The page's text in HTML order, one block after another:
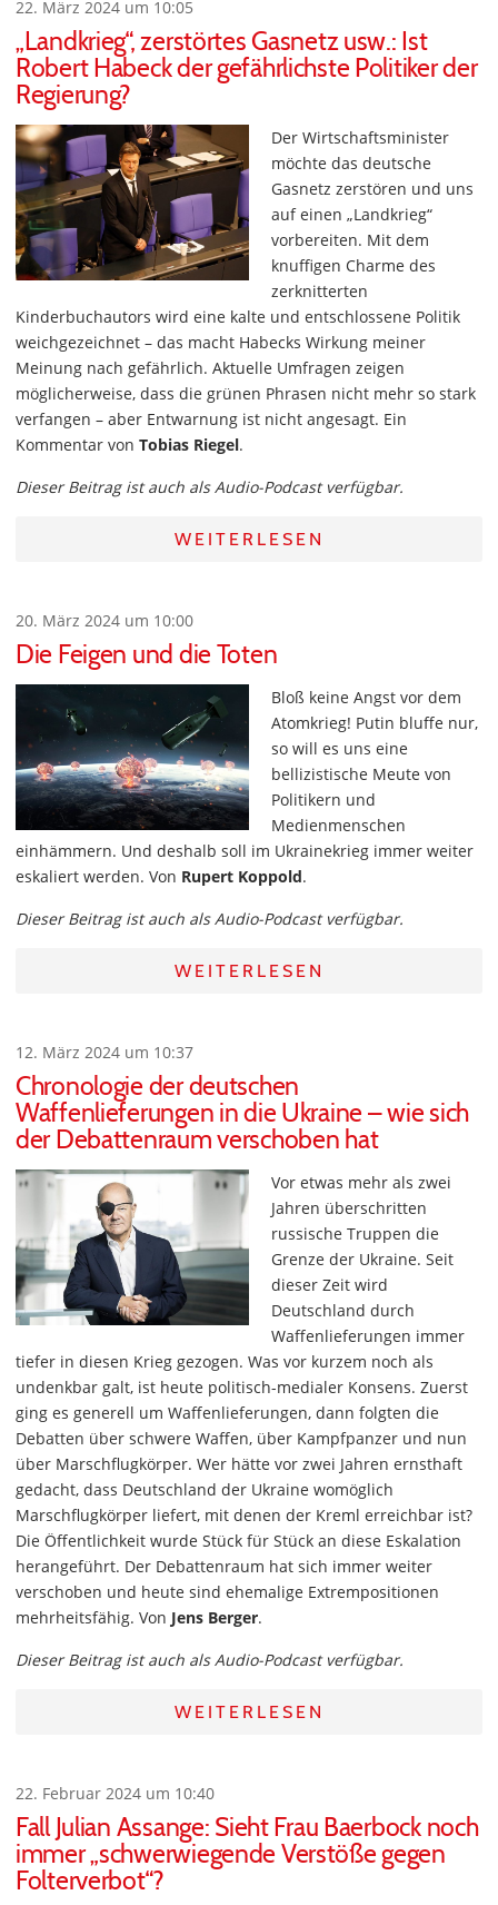
22. März 2024 um 10:05
„Landkrieg“, zerstörtes Gasnetz usw.: Ist
Robert Habeck der gefährlichste Politiker der
Regierung?
Der Wirtschaftsminister
möchte das deutsche
Gasnetz zerstören und uns
auf einen „Landkrieg“
vorbereiten. Mit dem
knuffigen Charme des
zerknitterten
Kinderbuchautors wird eine kalte und entschlossene Politik
weichgezeichnet – das macht Habecks Wirkung meiner
Meinung nach gefährlich. Aktuelle Umfragen zeigen
möglicherweise, dass die grünen Phrasen nicht mehr so stark
verfangen – aber Entwarnung ist nicht angesagt. Ein
Kommentar von Tobias Riegel.
Dieser Beitrag ist auch als Audio-Podcast verfügbar.
WEITERLESEN
20. März 2024 um 10:00
Die Feigen und die Toten
Bloß keine Angst vor dem
Atomkrieg! Putin bluffe nur,
so will es uns eine
bellizistische Meute von
Politikern und
Medienmenschen
einhämmern. Und deshalb soll im Ukrainekrieg immer weiter
eskaliert werden. Von Rupert Koppold.
Dieser Beitrag ist auch als Audio-Podcast verfügbar.
WEITERLESEN
12. März 2024 um 10:37
Chronologie der deutschen
Waffenlieferungen in die Ukraine – wie sich
der Debattenraum verschoben hat
Vor etwas mehr als zwei
Jahren überschritten
russische Truppen die
Grenze der Ukraine. Seit
dieser Zeit wird
Deutschland durch
Waffenlieferungen immer
tiefer in diesen Krieg gezogen. Was vor kurzem noch als
undenkbar galt, ist heute politisch-medialer Konsens. Zuerst
ging es generell um Waffenlieferungen, dann folgten die
Debatten über schwere Waffen, über Kampfpanzer und nun
über Marschflugkörper. Wer hätte vor zwei Jahren ernsthaft
gedacht, dass Deutschland der Ukraine womöglich
Marschflugkörper liefert, mit denen der Kreml erreichbar ist?
Die Öffentlichkeit wurde Stück für Stück an diese Eskalation
herangeführt. Der Debattenraum hat sich immer weiter
verschoben und heute sind ehemalige Extrempositionen
mehrheitsfähig. Von Jens Berger.
Dieser Beitrag ist auch als Audio-Podcast verfügbar.
WEITERLESEN
22. Februar 2024 um 10:40
Fall Julian Assange: Sieht Frau Baerbock noch
immer „schwerwiegende Verstöße gegen
Folterverbot“?